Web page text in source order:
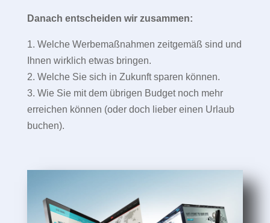
Danach entscheiden wir zusammen:
1. Welche Werbemaßnahmen zeitgemäß sind und
Ihnen wirklich etwas bringen.
2. Welche Sie sich in Zukunft sparen können.
3. Wie Sie mit dem übrigen Budget noch mehr
erreichen können (oder doch lieber einen Urlaub
buchen).